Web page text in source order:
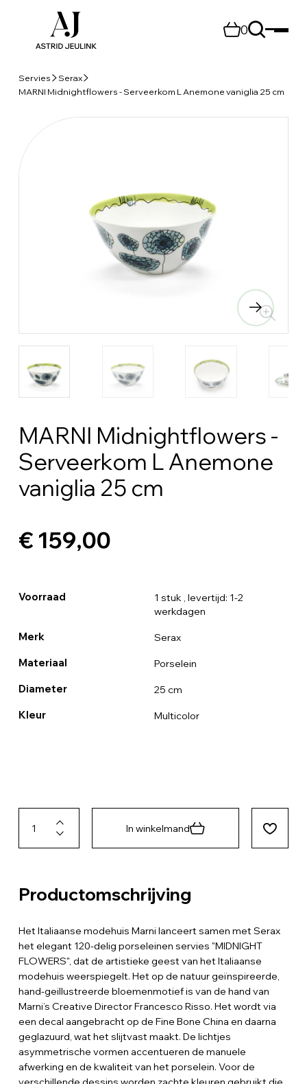
0
Servies
Serax
MARNI Midnightflowers - Serveerkom L Anemone vaniglia 25 cm
MARNI Midnightflowers -
Serveerkom L Anemone
vaniglia 25 cm
€ 159,00
Voorraad 1 stuk , levertijd: 1-2
werkdagen
Merk Serax
Materiaal Porselein
Diameter 25 cm
Kleur Multicolor
In winkelmand
Productomschrijving
Het Italiaanse modehuis Marni lanceert samen met Serax
het elegant 120-delig porseleinen servies "MIDNIGHT
FLOWERS", dat de artistieke geest van het Italiaanse
modehuis weerspiegelt. Het op de natuur geïnspireerde,
hand-geillustreerde bloemenmotief is van de hand van
Marni’s Creative Director Francesco Risso. Het wordt via
een decal aangebracht op de Fine Bone China en daarna
geglazuurd, wat het slijtvast maakt. De lichtjes
asymmetrische vormen accentueren de manuele
afwerking en de kwaliteit van het porselein. Voor de